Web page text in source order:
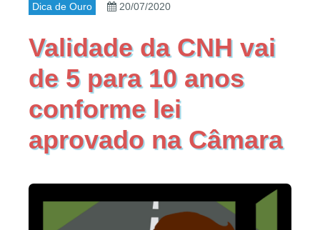
Dica de Ouro 20/07/2020
Validade da CNH vai
de 5 para 10 anos
conforme lei
aprovado na Câmara